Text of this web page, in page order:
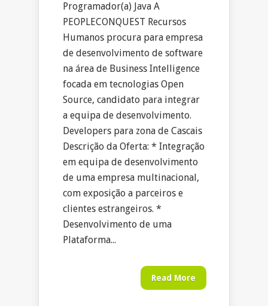
Programador(a) Java A
PEOPLECONQUEST Recursos
Humanos procura para empresa
de desenvolvimento de software
na área de Business Intelligence
focada em tecnologias Open
Source, candidato para integrar
a equipa de desenvolvimento.
Developers para zona de Cascais
Descrição da Oferta: * Integração
em equipa de desenvolvimento
de uma empresa multinacional,
com exposição a parceiros e
clientes estrangeiros. *
Desenvolvimento de uma
Plataforma...
Read More